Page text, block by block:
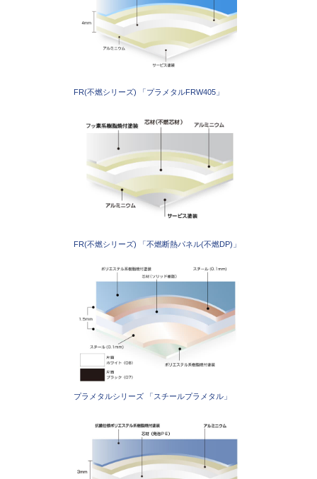
FR(不燃シリーズ) 「プラメタルFRW405」
FR(不燃シリーズ) 「不燃断熱パネル(不燃DP)」
プラメタルシリーズ 「スチールプラメタル」